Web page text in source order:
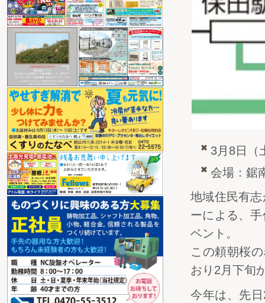
3月8日（
会場：鋸
地域住民有
ーによる、
ベント。
この頼朝桜
おり2月下旬
今年は、先